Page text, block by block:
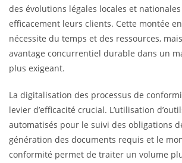
des évolutions légales locales et
efficacement leurs clients. Cette montée
nécessite du temps et des ressources,
avantage concurrentiel durable dans un
plus exigeant.
La digitalisation des processus de
levier d’efficacité crucial. L’utilisation
automatisés pour le suivi des obligations
génération des documents requis et le
conformité permet de traiter un volume